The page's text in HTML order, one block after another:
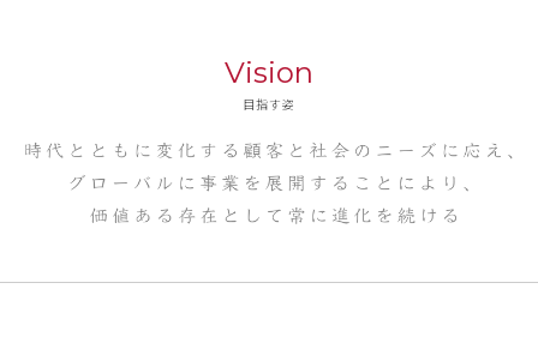
Vision
目指す姿